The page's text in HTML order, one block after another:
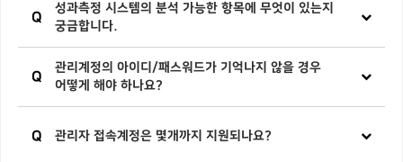
Q
성과측정 시스템의 분석 가능한 항목에 무엇이 있는지
궁금합니다.
Q
관리계정의 아이디/패스워드가 기억나지 않을 경우
어떻게 해야 하나요?
Q 관리자 접속계정은 몇개까지 지원되나요?